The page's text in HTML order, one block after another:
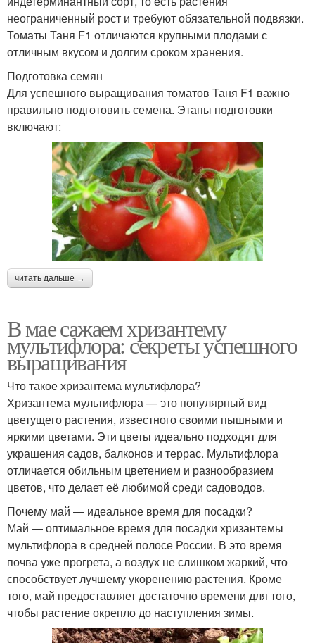
неограниченный рост и требуют обязательной подвязки.
Томаты Таня F1 отличаются крупными плодами с
отличным вкусом и долгим сроком хранения.
Подготовка семян
Для успешного выращивания томатов Таня F1 важно
правильно подготовить семена. Этапы подготовки
включают:
читать дальше →
В мае сажаем хризантему
мультифлора: секреты успешного
выращивания
Что такое хризантема мультифлора?
Хризантема мультифлора — это популярный вид
цветущего растения, известного своими пышными и
яркими цветами. Эти цветы идеально подходят для
украшения садов, балконов и террас. Мультифлора
отличается обильным цветением и разнообразием
цветов, что делает её любимой среди садоводов.
Почему май — идеальное время для посадки?
Май — оптимальное время для посадки хризантемы
мультифлора в средней полосе России. В это время
почва уже прогрета, а воздух не слишком жаркий, что
способствует лучшему укоренению растения. Кроме
того, май предоставляет достаточно времени для того,
чтобы растение окрепло до наступления зимы.